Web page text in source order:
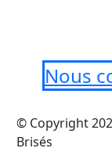
Nous
© Copyright
Brisés